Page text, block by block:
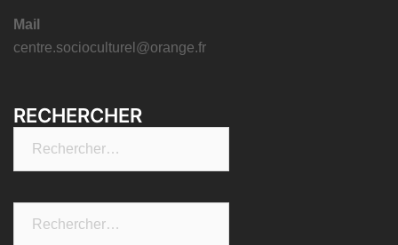
Mail
centre.socioculturel@orange.fr
RECHERCHER